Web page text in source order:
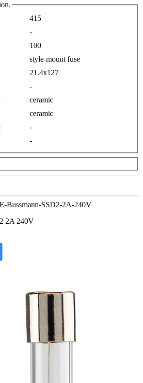
415
-
100
style-mount fuse
21.4x127
-
ceramic
ceramic
-
-
2A 240V